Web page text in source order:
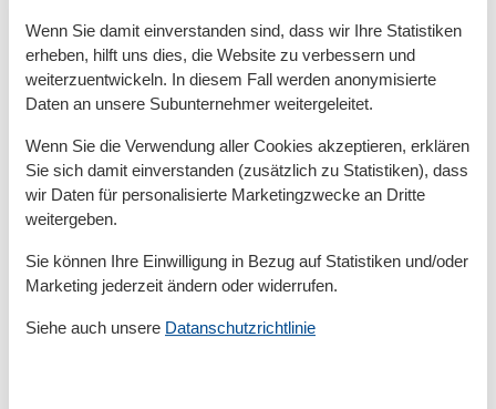
teilweise sogar mit Meerblick. Der Pool ist dabei mehr
als nur eine Badegelegenheit – er ist Ihr persönlicher
Rückzugsort für Genuss und Entspannung.
Ausstattung auf höchstem Niveau
Luxus zeigt sich in den Details. In Ihrer Ferienwohnung
erwarten Sie moderne Küchen mit hochwertigen
großzügige Balkone oder Terrassen sowie oft Extras
wie Sauna, Kamin oder Whirlwanne. WLAN, Smart-TV
und stilvolle Einrichtung sind selbstverständlich. Einige
Wohnungen bieten zudem Tiefgaragenstellplätze und
Wenn Sie damit einverstanden sind, dass wir Ihre Statistiken
erheben, hilft uns dies, die Website zu verbessern und
weiterzuentwickeln. In diesem Fall werden anonymisierte
Daten an unsere Subunternehmer weitergeleitet.
Wenn Sie die Verwendung aller Cookies akzeptieren, erklären
Sie sich damit einverstanden (zusätzlich zu Statistiken), dass
wir Daten für personalisierte Marketingzwecke an Dritte
weitergeben.
Sie können Ihre Einwilligung in Bezug auf Statistiken und/oder
Marketing jederzeit ändern oder widerrufen.
Siehe auch unsere Datanschutzrichtlinie